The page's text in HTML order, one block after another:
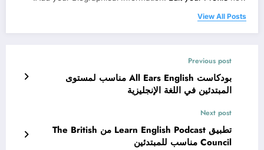
View All Posts
Previous post
بودكاست All Ears English مناسب لمستوى
المبتدئين في اللغة الإنجليزية
Next post
تطبيق Learn English Podcast من The British
Council مناسب للمبتدئين